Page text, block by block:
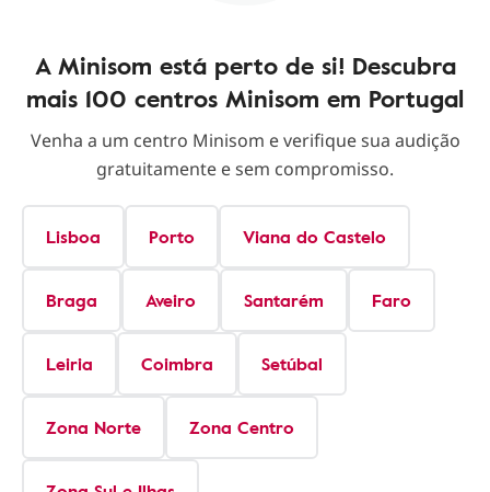
A Minisom está perto de si! Descubra
mais 100 centros Minisom em Portugal
Venha a um centro Minisom e verifique sua audição
gratuitamente e sem compromisso.
Lisboa Porto Viana do Castelo
Braga Aveiro Santarém Faro
Leiria Coimbra Setúbal
Zona Norte Zona Centro